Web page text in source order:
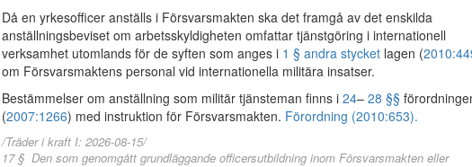
Då en yrkesofficer anställs i Försvarsmakten ska det framgå av det enskilda
anställningsbeviset om arbetsskyldigheten omfattar tjänstgöring i internationell
verksamhet utomlands för de syften som anges i 1 § andra stycket lagen (
om Försvarsmaktens personal vid internationella militära insatser.
Bestämmelser om anställning som militär tjänsteman finns i 24– 28 §§
(2007:1266) med instruktion för Försvarsmakten. Förordning (2010:653).
/Träder i kraft I: 2026-08-15/
17 § Den som genomgått grundläggande officersutbildning inom Försvarsmakten eller